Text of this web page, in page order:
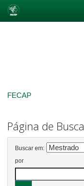
FECAP
Página de Busca
Buscar em:
por